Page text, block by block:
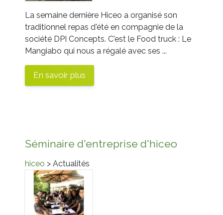
La semaine dernière Hiceo a organisé son
traditionnel repas d'été en compagnie de la
société DPI Concepts. C'est le Food truck : Le
Mangiabo qui nous a régalé avec ses ...
En savoir plus
Séminaire d'entreprise d'hiceo
hiceo > Actualités